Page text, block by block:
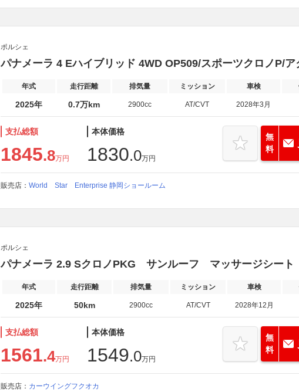
ポルシェ
パナメーラ 4 Eハイブリッド 4WD OP509/スポーツクロノP/ア
年式 走行距離 排気量 ミッション 車検
2025年 0.7万km 2900cc AT/CVT 2028年3月
支払総額
1845.8万円
本体価格
1830.0万円
無
料
販売店： World Star Enterprise 静岡ショールーム
ポルシェ
パナメーラ 2.9 SクロノPKG サンルーフ マッサージシート
年式 走行距離 排気量 ミッション 車検
2025年 50km 2900cc AT/CVT 2028年12月
支払総額
1561.4万円
本体価格
1549.0万円
無
料
販売店： カーウイングフクオカ